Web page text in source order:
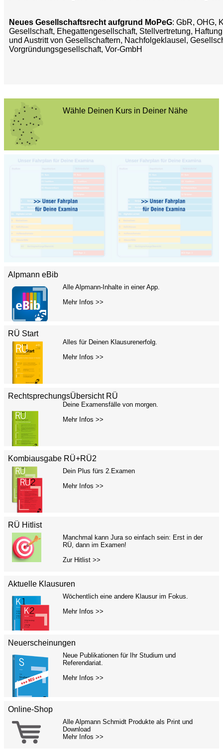
Neues Gesellschaftsrecht aufgrund MoPeG: GbR, OHG,
Gesellschaft, Ehegattengesellschaft, Stellvertretung,
und Austritt von Gesellschaftern, Nachfolgeklausel,
Vorgründungsgesellschaft, Vor-GmbH
Wähle Deinen Kurs in Deiner Nähe
Alpmann eBib
Alle Alpmann-Inhalte in einer App.
Mehr Infos >>
RÜ Start
Alles für Deinen Klausurenerfolg.
Mehr Infos >>
RechtsprechungsÜbersicht RÜ
Deine Examensfälle von morgen.
Mehr Infos >>
Kombiausgabe RÜ+RÜ2
Dein Plus fürs 2.Examen
Mehr Infos >>
RÜ Hitlist
Manchmal kann Jura so einfach sein: Erst in der
RÜ, dann im Examen!
Zur Hitlist >>
Aktuelle Klausuren
Wöchentlich eine andere Klausur im Fokus.
Mehr Infos >>
Neuerscheinungen
Neue Publikationen für Ihr Studium und
Referendariat.
Mehr Infos >>
Online-Shop
Alle Alpmann Schmidt Produkte als Print und
Download
Mehr Infos >>